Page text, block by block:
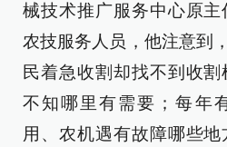
械技术推广服务中心原主
农技服务人员，他注意到
民着急收割却找不到收
不知哪里有需要；每年
用、农机遇有故障哪些